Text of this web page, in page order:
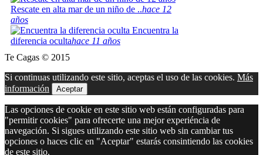
Rescate en alta mar de un niño de ..hace 12
años
Encuentra la
diferencia ocultahace 11 años
Te Cagas © 2015
Si continuas utilizando este sitio, aceptas el uso de las cookies. Más
información
Aceptar
Las opciones de cookie en este sitio web están configuradas para
"permitir cookies" para ofrecerte una mejor experiéncia de
navegación. Si sigues utilizando este sitio web sin cambiar tus
opciones o haces clic en "Aceptar" estarás consintiendo las cookies
de este sitio.